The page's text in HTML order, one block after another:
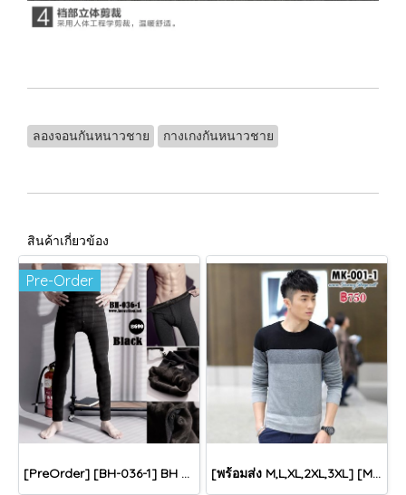
ลองจอนกันหนาวชาย กางเกงกันหนาวชาย
สินค้าเกี่ยวข้อง
Pre-Order
[PreOrder] [BH-036-1] BH ลองจอนซับขนกันหนาวชายสีดำ รุ่นนี้ผ้านุ่มมากใส่กันหนาวติดลบได้เลย แนะนำค่ะ [พร้อมส่ง M,L,XL,2XL,3XL] [MK-001-1] เสื้อไหมพรมลองจอนผู้ชายสีดำเทาคอกลม ปลายแขนจั๊ม ซับขนวูลนุ่มกันหนาวด้านในสีครีม กันหนาวได้ดีค่ะ